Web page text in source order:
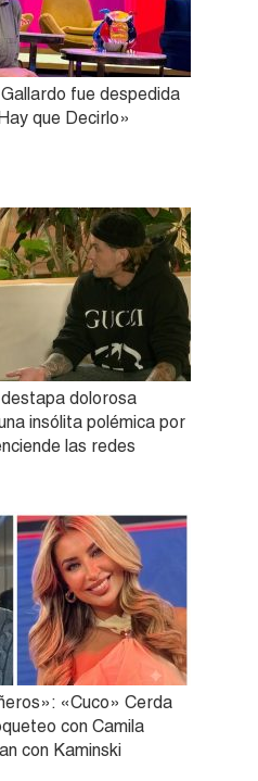
fue despedida
que Decirlo»
dolorosa
insólita polémica por
las redes
«Cuco» Cerda
con Camila
con Kaminski